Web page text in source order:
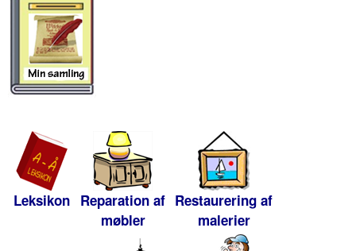
Leksikon Reparation af
møbler
Restaurering af
malerier